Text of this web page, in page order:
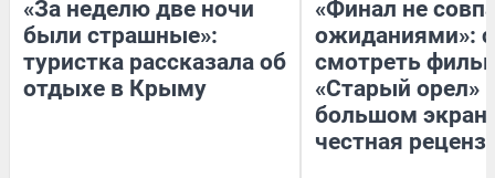
«За неделю две ночи
были страшные»:
туристка рассказала об
отдыхе в Крыму
«Финал не
ожиданиями»:
смотреть
«Старый орел»
большом
честная